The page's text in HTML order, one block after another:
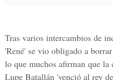
Tras varios intercambios de
'René' se vio obligado a
lo que muchos afirman que
Lupe Batallán 'venció al rey